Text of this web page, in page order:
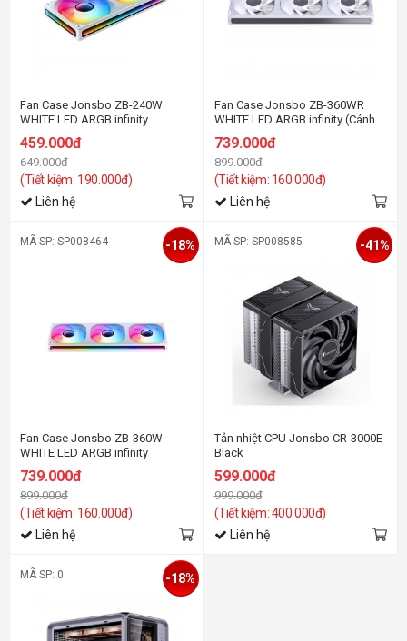
Fan Case Jonsbo ZB-240W
WHITE LED ARGB infinity
459.000đ
649.000đ
(Tiết kiệm: 190.000đ)
Liên hệ
Fan Case Jonsbo ZB-360WR
WHITE LED ARGB infinity (Cánh
739.000đ
899.000đ
(Tiết kiệm: 160.000đ)
Liên hệ
MÃ SP: SP008464
Fan Case Jonsbo ZB-360W
WHITE LED ARGB infinity
739.000đ
899.000đ
(Tiết kiệm: 160.000đ)
-18%
Liên hệ
MÃ SP: SP008585
Tản nhiệt CPU Jonsbo CR-3000E
Black
599.000đ
999.000đ
(Tiết kiệm: 400.000đ)
-41%
Liên hệ
MÃ SP: 0 -18%